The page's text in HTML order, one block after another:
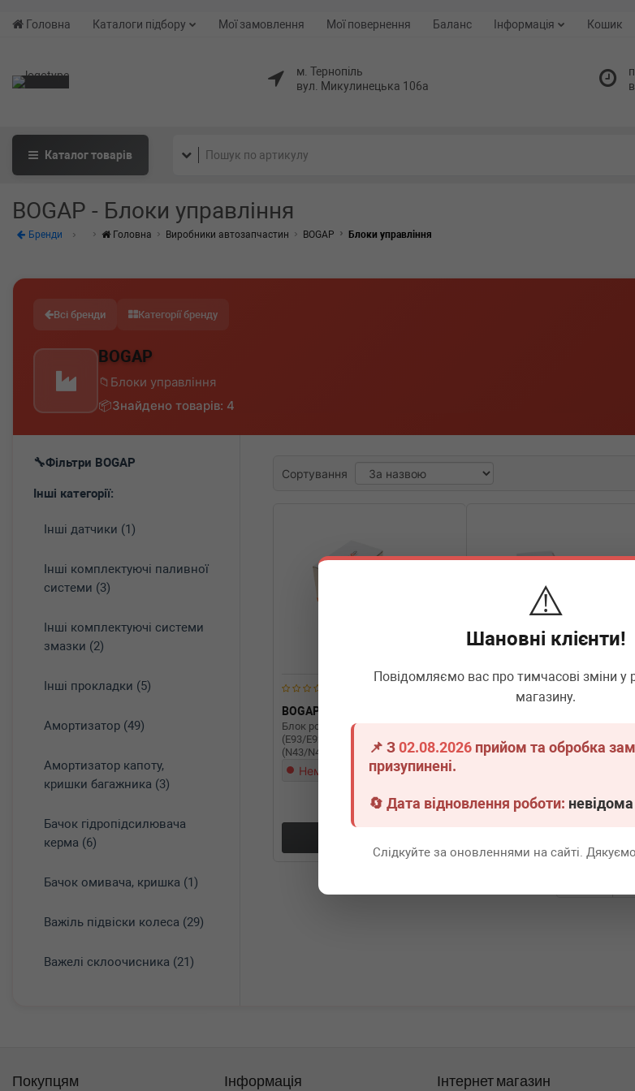
⚠️
Шановні клієнти!
Повідомляємо вас про тимчасові зміни у
магазину.
📌 З02.08.2026 прийом та обробка
призупинені.
🔄 Дата відновлення роботи: невідома
Слідкуйте за оновленнями на сайті.
Головна Каталоги підбору Мої замовлення Мої повернення Баланс Інформація Кошик
м. Тернопіль
вул. Микулинецька 106а
Каталогтоварів
BOGAP - Блоки управління
Бренди Головна Виробники автозапчастин BOGAP Блоки управління
Всі бренди Категорії бренду
BOGAP
Блоки управління
Знайдено товарів: 4
Фільтри BOGAP
Інші категорії:
Інші датчики (1)
Інші комплектуючі паливної
системи (3)
Інші комплектуючі системи
змазки (2)
Інші прокладки (5)
Амортизатор (49)
Амортизатор капоту,
кришки багажника (3)
Бачок гідропідсилювача
керма (6)
Бачок омивача, кришка (1)
Важіль підвіски колеса (29)
Важелі склоочисника (21)
Сортування
BOGAP
Блок розпалу ксенона BMW 3
(E93/E92)/X5 (E70)
(N43/N47/N52/N53/N57/N55/N54/S63)
07-13Немає в наявності
Всі ціни
Audi Q3/VW Tiguan 1.4/2.0 TFSI 07-
18
Всі ціни
Покупцям Інформація Інтернет магазин